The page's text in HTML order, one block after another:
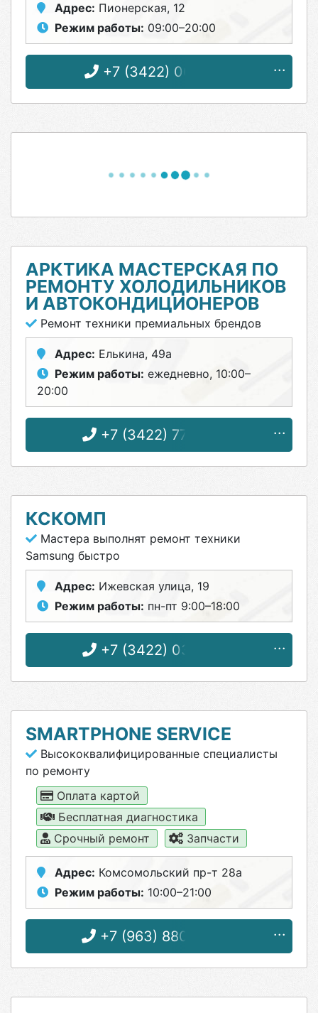
Адрес: Пионерская, 12
Режим работы: 09:00–20:00
+7 (3422) 06-61-91
АРКТИКА МАСТЕРСКАЯ ПО
РЕМОНТУ ХОЛОДИЛЬНИКОВ
И АВТОКОНДИЦИОНЕРОВ
Ремонт техники премиальных брендов
Адрес: Елькина, 49а
Режим работы: ежедневно, 10:00–
20:00
+7 (3422) 77-24-04
КСКОМП
Мастера выполнят ремонт техники
Samsung быстро
Адрес: Ижевская улица, 19
Режим работы: пн-пт 9:00–18:00
+7 (3422) 03-98-97
SMARTPHONE SERVICE
Высококвалифицированные специалисты
по ремонту
Оплата картой
Бесплатная диагностика
Срочный ремонт
Запчасти
Адрес: Комсомольский пр-т 28а
Режим работы: 10:00–21:00
+7 (963) 880-38-40